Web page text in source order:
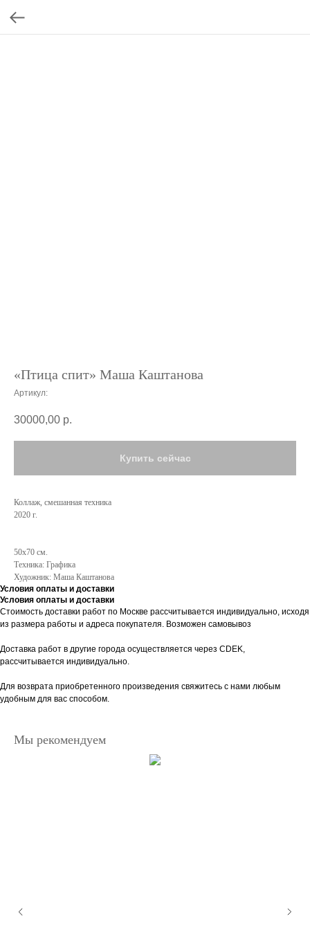
«Птица спит» Маша Каштанова
Артикул:
30000,00 р.
Купить сейчас
Коллаж, смешанная техника
2020 г.
50х70 см.
Техника: Графика
Художник: Маша Каштанова
Условия оплаты и доставки
Условия оплаты и доставки
Стоимость доставки работ по Москве рассчитывается индивидуально, исходя
из размера работы и адреса покупателя. Возможен самовывоз
Доставка работ в другие города осуществляется через CDEK,
рассчитывается индивидуально.
Для возврата приобретенного произведения свяжитесь с нами любым
удобным для вас способом.
Мы рекомендуем